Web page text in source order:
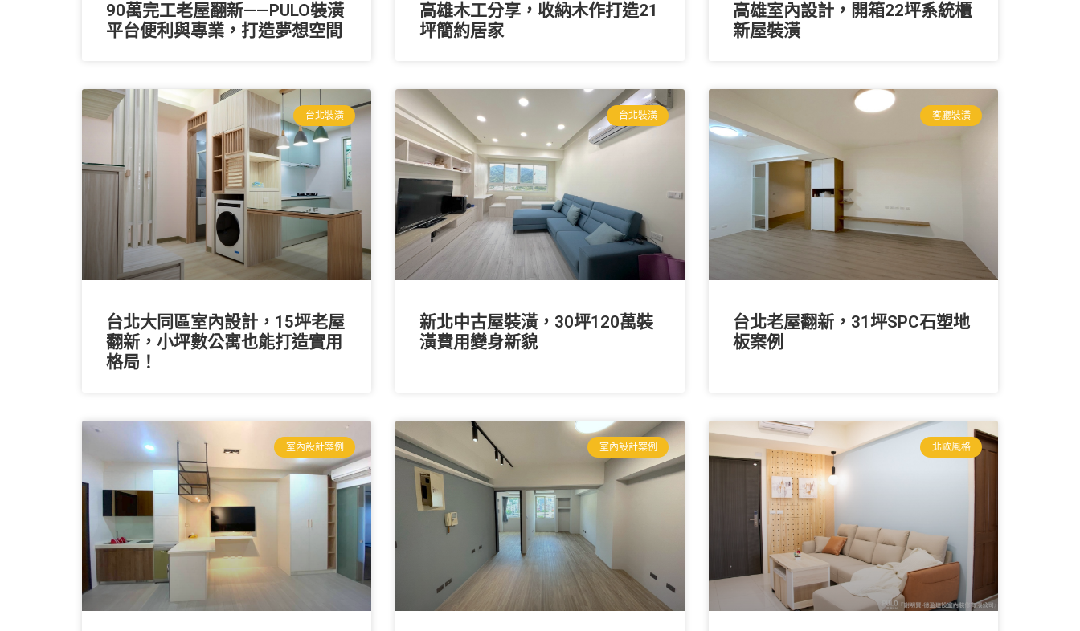
90萬完工老屋翻新——PULO裝潢
平台便利與專業，打造夢想空間
高雄木工分享，收納木作打造21
坪簡約居家
高雄室內設計，開箱22坪系統櫃
新屋裝潢
台北裝潢
台北大同區室內設計，15坪老屋
翻新，小坪數公寓也能打造實用
格局！
台北裝潢
新北中古屋裝潢，30坪120萬裝
潢費用變身新貌
客廳裝潢
台北老屋翻新，31坪SPC石塑地
板案例
室內設計案例 室內設計案例 北歐風格